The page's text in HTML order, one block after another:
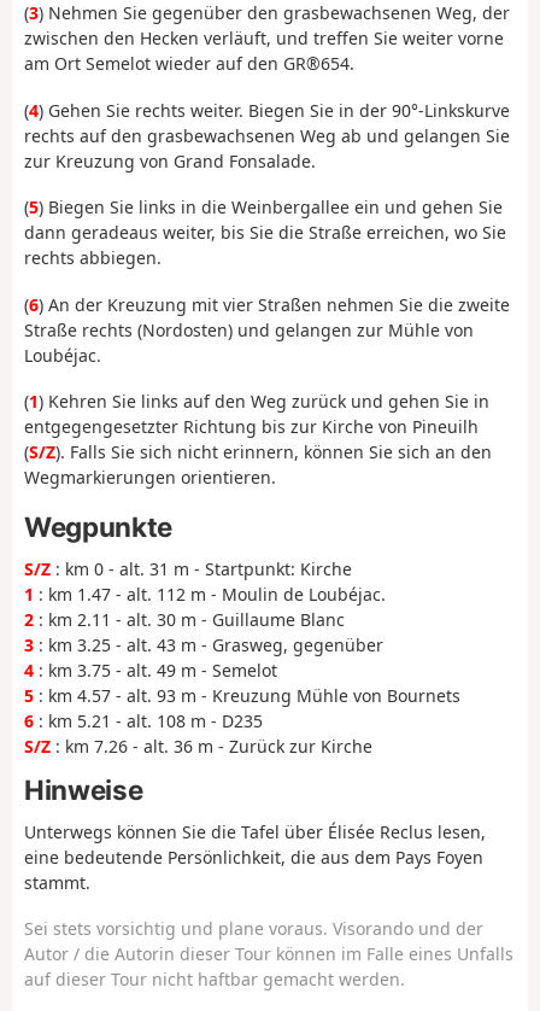
(3) Nehmen Sie gegenüber den grasbewachsenen Weg, der
zwischen den Hecken verläuft, und treffen Sie weiter vorne
am Ort Semelot wieder auf den GR®654.
(4) Gehen Sie rechts weiter. Biegen Sie in der 90°-Linkskurve
rechts auf den grasbewachsenen Weg ab und gelangen Sie
zur Kreuzung von Grand Fonsalade.
(5) Biegen Sie links in die Weinbergallee ein und gehen Sie
dann geradeaus weiter, bis Sie die Straße erreichen, wo Sie
rechts abbiegen.
(6) An der Kreuzung mit vier Straßen nehmen Sie die zweite
Straße rechts (Nordosten) und gelangen zur Mühle von
Loubéjac.
(1) Kehren Sie links auf den Weg zurück und gehen Sie in
entgegengesetzter Richtung bis zur Kirche von Pineuilh
(S/Z). Falls Sie sich nicht erinnern, können Sie sich an den
Wegmarkierungen orientieren.
Wegpunkte
S/Z : km 0 - alt. 31 m - Startpunkt: Kirche
1 : km 1.47 - alt. 112 m - Moulin de Loubéjac.
2 : km 2.11 - alt. 30 m - Guillaume Blanc
3 : km 3.25 - alt. 43 m - Grasweg, gegenüber
4 : km 3.75 - alt. 49 m - Semelot
5 : km 4.57 - alt. 93 m - Kreuzung Mühle von Bournets
6 : km 5.21 - alt. 108 m - D235
S/Z : km 7.26 - alt. 36 m - Zurück zur Kirche
Hinweise
Unterwegs können Sie die Tafel über Élisée Reclus lesen,
eine bedeutende Persönlichkeit, die aus dem Pays Foyen
stammt.
Sei stets vorsichtig und plane voraus. Visorando und der
Autor / die Autorin dieser Tour können im Falle eines Unfalls
auf dieser Tour nicht haftbar gemacht werden.